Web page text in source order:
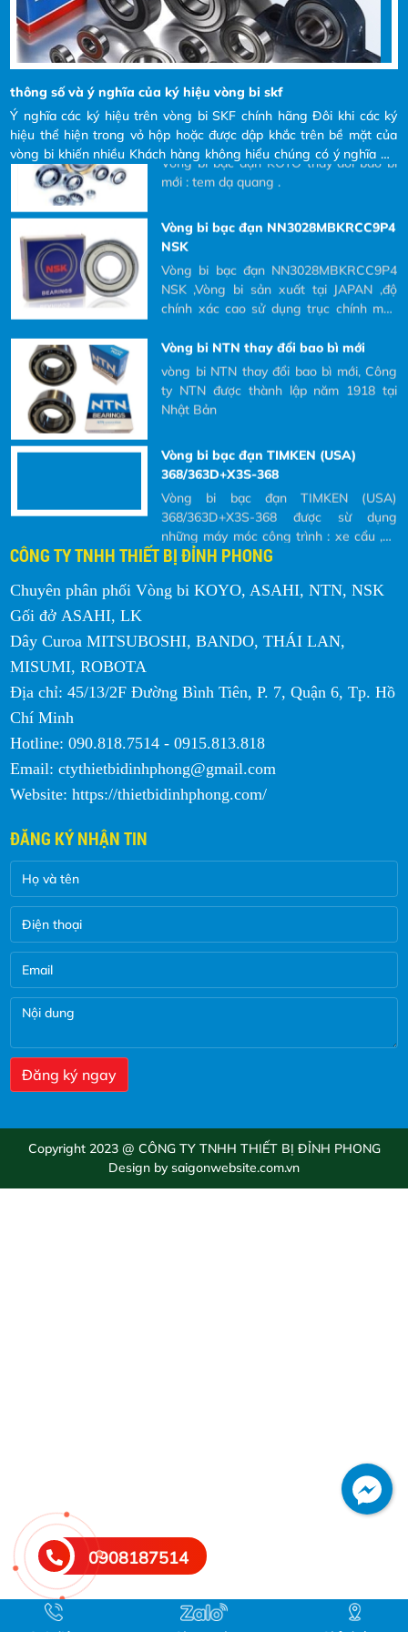
thông số và ý nghĩa của ký hiệu vòng bi skf
Ý nghĩa các ký hiệu trên vòng bi SKF chính hãng Đôi khi các ký
hiệu thể hiện trong vỏ hộp hoặc được dập khắc trên bề mặt của
vòng bi khiến nhiều Khách hàng không hiểu chúng có ý nghĩa gì?
và tại sao phải đọc các ký hiệu đó ra khi Khách hàng có nhu cầu
mua và yêu cầu bên nhà cung cấp báo giá.
Vòng bi bạc đạn KOYO thay đổi bao
bì mới
Vòng bi bạc đạn KOYO thay đổi bao bì
Vòng bi bạc đạn NN3028MBKRCC9P4
NSK
Vòng bi bạc đạn NN3028MBKRCC9P4
NSK ,Vòng bi sản xuất tại JAPAN ,độ
CNC là tốt nhất
Vòng bi NTN thay đổi bao bì mới
vòng bi NTN thay đổi bao bì mới, Công
ty NTN được thành lập năm 1918 tại
Nhật Bản
Vòng bi bạc đạn TIMKEN (USA)
368/363D+X3S-368
Vòng bi bạc đạn TIMKEN (USA)
368/363D+X3S-368 được sừ dụng
cuốc ,xe đào
Vit me R32-10T4 FSI HIWIN
Độ ồn thấp (thấp hơn series với vòng
hoàn bi ngoài từ 5-7 dB) - Hệ số Dm-N
lên tới 22,000 - Đáp ứng gia tốc cao -
Cấp độ chính xác: * Cấp độ JIS C0~C7:
C6~C10: Vít me con lăn chính xác
bi skf
chính hãng Đôi khi các ký hiệu thể hiện
hàng không hiểu chúng có ý nghĩa gì?
bên nhà cung cấp báo giá.
Vòng bi Bạc đạn KOYO JTEKT
diện mạo mới hình ảnh ba chiều ,quý
quét mã QR
Vòng bi bạc đạn KOYO JTEKT
thay đỗi về bao bì ,đề phòng giả mạo.
CÔNG TY TNHH THIẾT BỊ ĐỈNH PHONG
Chuyên phân phối Vòng bi KOYO, ASAHI, NTN, NSK
Gối đở ASAHI, LK
Dây Curoa MITSUBOSHI, BANDO, THÁI LAN,
MISUMI, ROBOTA
Địa chỉ: 45/13/2F Đường Bình Tiên, P. 7, Quận 6, Tp. Hồ
Chí Minh
Hotline: 090.818.7514 - 0915.813.818
Email: ctythietbidinhphong@gmail.com
Website: https://thietbidinhphong.com/
ĐĂNG KÝ NHẬN TIN
Copyright 2023 @ CÔNG TY TNHH THIẾT BỊ ĐỈNH PHONG
Design by saigonwebsite.com.vn
0908187514